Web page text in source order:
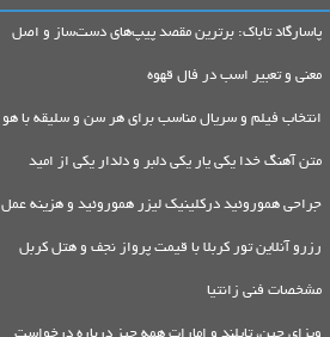
پاسارگاد تاباک: برترین مقصد پیپ‌های دست‌ساز و اصل
معنی و تعبیر اسب در فال قهوه
انتخاب فیلم و سریال مناسب برای هر سن و سلیقه با هو
متن آهنگ خدا یکی یار یکی دلبر و دلدار یکی از امید
جراحی هموروئید درکلینیک لیزر هموروئید و هزینه عمل
رزرو آنلاین تور کربلا با قیمت پرواز نجف و هتل کربل
مشخصات فنی زانتیا